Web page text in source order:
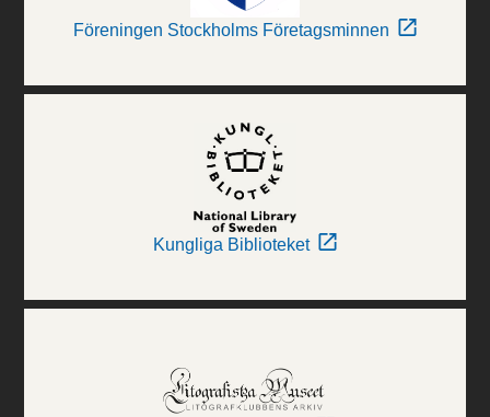
Föreningen Stockholms Företagsminnen
Kungliga Biblioteket